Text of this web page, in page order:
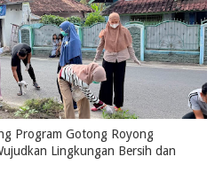
Program Gotong Royong
Lingkungan Bersih dan